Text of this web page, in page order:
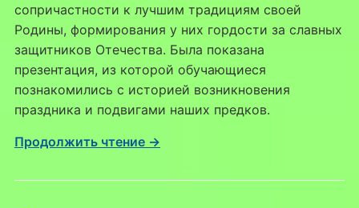
сопричастности к лучшим традициям своей
Родины, формирования у них гордости за славных
защитников Отечества. Была показана
презентация, из которой обучающиеся
познакомились с историей возникновения
праздника и подвигами наших предков.
Продолжить чтение →